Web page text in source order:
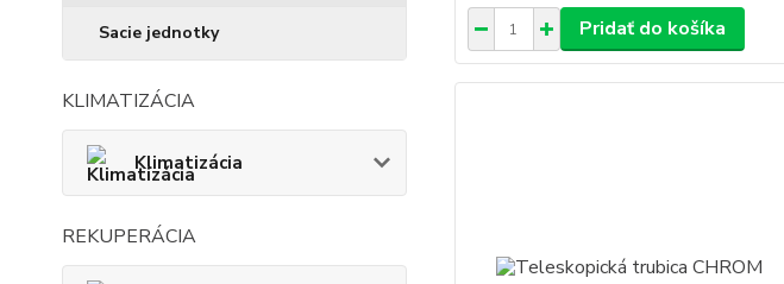
Sacie jednotky
KLIMATIZÁCIA
Klimatizácia
REKUPERÁCIA
Pridať do košíka